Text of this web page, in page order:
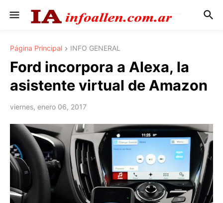
Página Principal INFO GENERAL
Ford incorpora a Alexa, la
asistente virtual de Amazon
viernes, enero 06, 2017